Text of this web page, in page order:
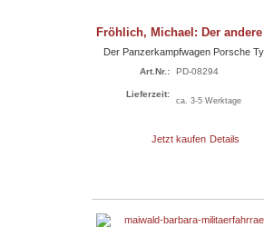
Fröhlich, Michael: Der
Der Panzerkampfwagen Porsche
Art.Nr.: PD-08294
Lieferzeit:
ca. 3-5 Werktage
Jetzt kaufen Details